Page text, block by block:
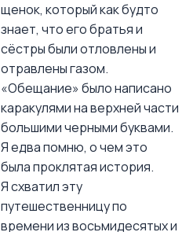
щенок, который как будто
знает, что его братья и
сёстры были отловлены и
отравлены газом.
«Обещание» было написано
каракулями на верхней части
большими черными буквами.
Я едва помню, о чем это
была проклятая история.
Я схватил эту
путешественницу по
времени из восьмидесятых и